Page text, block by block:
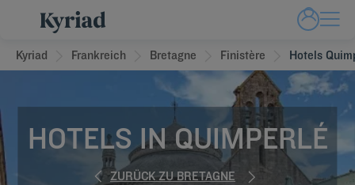
Kyriad Frankreich Bretagne Finistère Hotels
HOTELS IN QUIMPERLÉ
ZURÜCK ZU BRETAGNE